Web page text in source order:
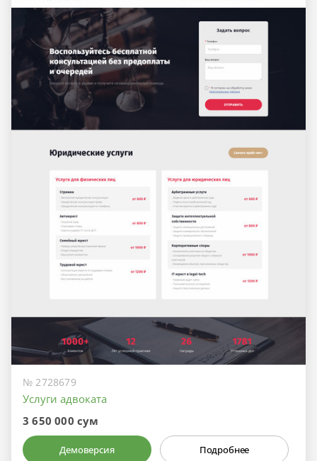
№ 2728679
Услуги адвоката
3 650 000 сум
Демоверсия Подробнее